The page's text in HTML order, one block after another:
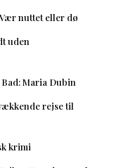
nuttet eller dø
uden
Maria Dubin
rejse til
krimi